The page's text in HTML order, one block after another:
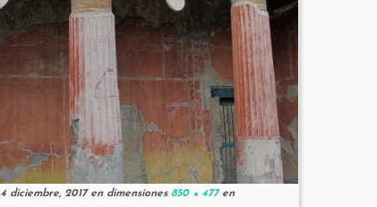
4 diciembre, 2017en dimensiones850 × 477en